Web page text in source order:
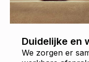
Duidelijke en
We zorgen er